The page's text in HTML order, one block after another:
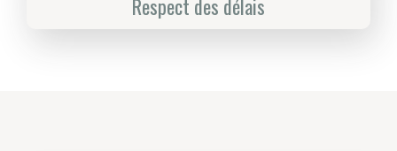
Respect des délais